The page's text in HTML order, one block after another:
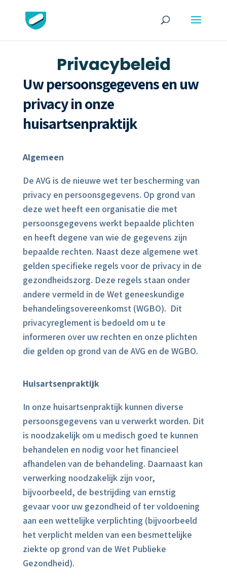
Privacybeleid
Uw persoonsgegevens en uw
privacy in onze
huisartsenpraktijk
Algemeen
De AVG is de nieuwe wet ter bescherming van
privacy en persoonsgegevens. Op grond van
deze wet heeft een organisatie die met
persoonsgegevens werkt bepaalde plichten
en heeft degene van wie de gegevens zijn
bepaalde rechten. Naast deze algemene wet
gelden specifieke regels voor de privacy in de
gezondheidszorg. Deze regels staan onder
andere vermeld in de Wet geneeskundige
behandelingsovereenkomst (WGBO). Dit
privacyreglement is bedoeld om u te
informeren over uw rechten en onze plichten
die gelden op grond van de AVG en de WGBO.
Huisartsenpraktijk
In onze huisartsenpraktijk kunnen diverse
persoonsgegevens van u verwerkt worden. Dit
is noodzakelijk om u medisch goed te kunnen
behandelen en nodig voor het financieel
afhandelen van de behandeling. Daarnaast kan
verwerking noodzakelijk zijn voor,
bijvoorbeeld, de bestrijding van ernstig
gevaar voor uw gezondheid of ter voldoening
aan een wettelijke verplichting (bijvoorbeeld
het verplicht melden van een besmettelijke
ziekte op grond van de Wet Publieke
Gezondheid).